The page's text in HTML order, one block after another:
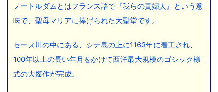
ノートルダムとはフランス語で『我らの貴婦人』という意
味で、聖母マリアに捧げられた大聖堂です。
セーヌ川の中にある、シテ島の上に1163年に着工され、
100年以上の長い年月をかけて西洋最大規模のゴシック様
式の大傑作が完成。